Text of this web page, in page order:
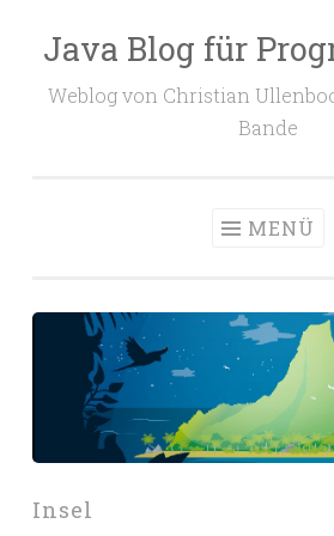
Zum
springen
Java Blog für
Weblog von Christian
Bande
MENÜ
Insel